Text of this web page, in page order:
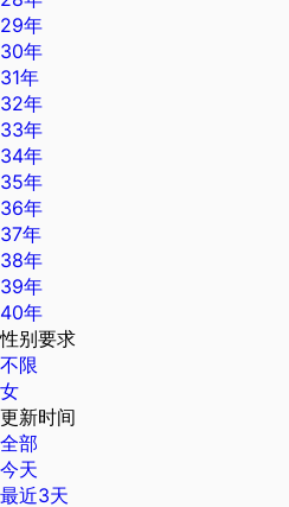
29年
30年
31年
32年
33年
34年
35年
36年
37年
38年
39年
40年
性别要求
不限
女
更新时间
全部
今天
最近3天